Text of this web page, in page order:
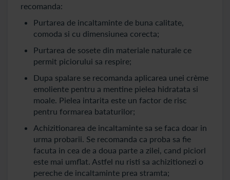
recomanda:
Purtarea de incaltaminte de buna calitate,
comoda si cu dimensiunea corecta;
Purtarea de sosete din materiale naturale ce
permit piciorului sa respire;
Dupa spalare se recomanda aplicarea unei crème
emoliente pentru a mentine pielea hidratata si
moale. Pielea intarita este un factor de risc
pentru formarea bataturilor;
Achizitionarea de incaltaminte sa se faca doar in
urma probarii. Se recomanda ca proba sa fie
facuta in cea de a doua parte a zilei, cand piciorl
este mai umflat. Astfel nu risti sa achizitionezi o
pereche de incaltaminte prea stramta;